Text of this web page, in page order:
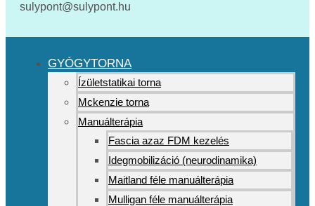
sulypont@sulypont.hu
GYÓGYTORNA
Ízületstatikai torna
Mckenzie torna
Manuálterápia
Fascia azaz FDM kezelés
Idegmobilizáció (neurodinamika)
Maitland féle manuálterápia
Mulligan féle manuálterápia